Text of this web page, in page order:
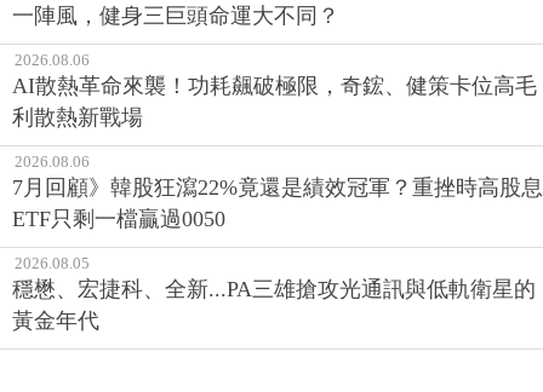
一陣風，健身三巨頭命運大不同？
2026.08.06
AI散熱革命來襲！功耗飆破極限，奇鋐、健策卡位高毛
利散熱新戰場
2026.08.06
7月回顧》韓股狂瀉22%竟還是績效冠軍？重挫時高股息
ETF只剩一檔贏過0050
2026.08.05
穩懋、宏捷科、全新...PA三雄搶攻光通訊與低軌衛星的
黃金年代